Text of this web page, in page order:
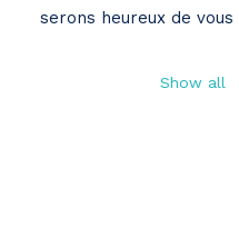
serons heureux de vous
Show all